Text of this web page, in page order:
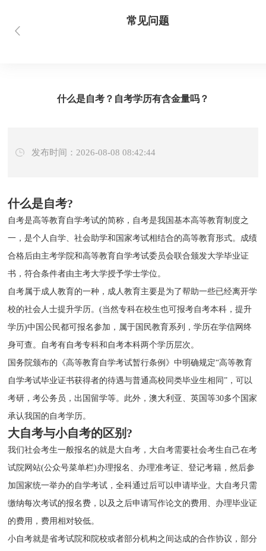
常见问题
什么是自考？自考学历有含金量吗？
发布时间：2026-08-08 08:42:44
什么是自考?
自考是高等教育自学考试的简称，自考是我国基本高等教育制度之
一，是个人自学、社会助学和国家考试相结合的高等教育形式。成绩
合格后由主考学院和高等教育自学考试委员会联合颁发大学毕业证
书，符合条件者由主考大学授予学士学位。
自考属于成人教育的一种，成人教育主要是为了帮助一些已经离开学
校的社会人士提升学历。(当然专科在校生也可报考自考本科，提升
学历)中国公民都可报名参加，属于国民教育系列，学历在学信网终
身可查。自考有自考专科和自考本科两个学历层次。
国务院颁布的《高等教育自学考试暂行条例》中明确规定“高等教育
自学考试毕业证书获得者的待遇与普通高校同类毕业生相同”，可以
考研，考公务员，出国留学等。此外，澳大利亚、英国等30多个国家
承认我国的自考学历。
大自考与小自考的区别?
我们社会考生一般报名的就是大自考，大自考需要社会考生自己在考
试院网站(公众号菜单栏)办理报名、办理准考证、登记考籍，然后参
加国家统一举办的自学考试，全科通过后可以申请毕业。大自考只需
缴纳每次考试的报名费，以及之后申请写作论文的费用、办理毕业证
的费用，费用相对较低。
小自考就是省考试院和院校或者部分机构之间达成的合作协议，部分